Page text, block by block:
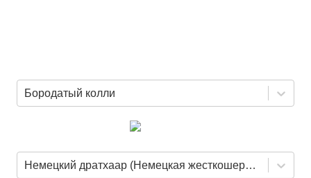
Бородатый колли
Немецкий дратхаар (Немецкая жесткошерстная легавая)